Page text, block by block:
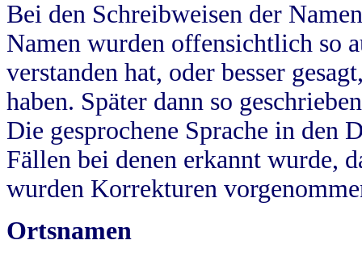
Bei den Schreibweisen der
Namen wurden offensichtlich so
verstanden hat, oder besser
haben. Später dann so
Die gesprochene Sprache in
Fällen bei denen erkannt wurde,
wurden Korrekturen
Ortsnamen